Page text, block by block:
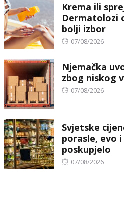
Krema ili
Dermatolozi
bolji izbor
Posted
07/08/2026
Njemačka
zbog niskog
Posted
07/08/2026
Svjetske
porasle, evo
poskupjelo
Posted
07/08/2026